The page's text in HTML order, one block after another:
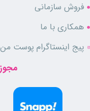
فروش سازمانی
همکاری با ما
پیج اینستاگرام پوست من